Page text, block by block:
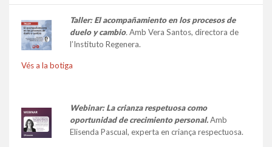
Taller: El acompañamiento en los procesos de
duelo y cambio. Amb Vera Santos, directora de
l’Instituto Regenera.
Vés a la botiga
Webinar: La crianza respetuosa como
oportunidad de crecimiento personal.Amb
Elisenda Pascual, experta en criança respectuosa.